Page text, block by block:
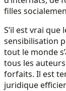
filles
S’il est vrai
sensibilisation
tout le monde
tous les
forfaits. Il est
juridique